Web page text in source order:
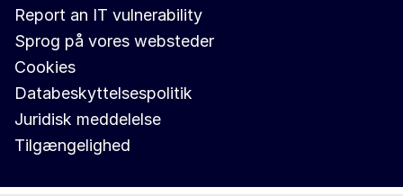
Report an IT vulnerability
Sprog på vores websteder
Cookies
Databeskyttelsespolitik
Juridisk meddelelse
Tilgængelighed